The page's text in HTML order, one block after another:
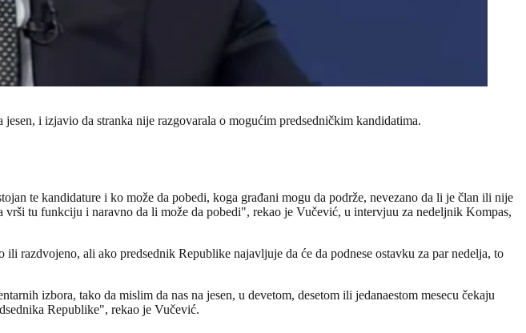
i izjavio da stranka nije razgovarala o mogućim predsedničkim kandidatima.
te kandidature i ko može da pobedi, koga građani mogu da podrže, nevezano da li je član ili nije
tu funkciju i naravno da li može da pobedi", rekao je Vučević, u intervjuu za nedeljnik Kompas,
razdvojeno, ali ako predsednik Republike najavljuje da će da podnese ostavku za par nedelja, to
izbora, tako da mislim da nas na jesen, u devetom, desetom ili jedanaestom mesecu čekaju
Republike", rekao je Vučević.